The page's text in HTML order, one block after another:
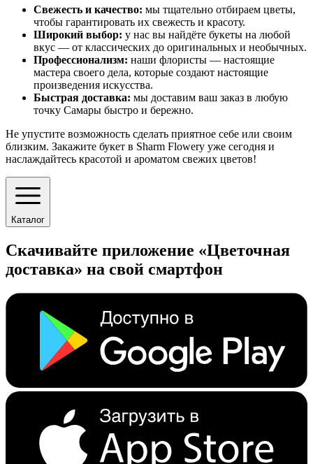
Свежесть и качество: мы тщательно отбираем цветы,
чтобы гарантировать их свежесть и красоту.
Широкий выбор: у нас вы найдёте букеты на любой
вкус — от классических до оригинальных и необычных.
Профессионализм: наши флористы — настоящие
мастера своего дела, которые создают настоящие
произведения искусства.
Быстрая доставка: мы доставим ваш заказ в любую
точку Самары быстро и бережно.
Не упустите возможность сделать приятное себе или своим
близким. Закажите букет в Sharm Flowery уже сегодня и
наслаждайтесь красотой и ароматом свежих цветов!
Каталог
Скачивайте приложение «Цветочная
доставка» на свой смартфон